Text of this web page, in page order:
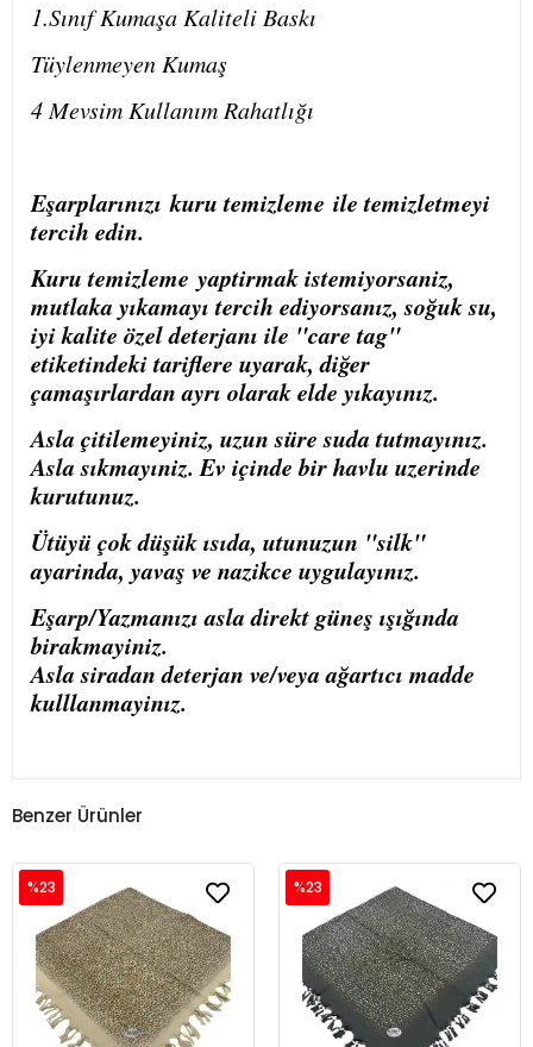
1.Sınıf Kumaşa Kaliteli Baskı
Tüylenmeyen Kumaş
4 Mevsim Kullanım Rahatlığı
Eşarplarınızıkuru temizleme ile temizletmeyi
tercih edin.
Kuru temizleme yaptirmak istemiyorsaniz,
mutlaka yıkamayı tercih ediyorsanız, soğuk su,
iyi kalite özel deterjanı ile "care tag"
etiketindeki tariflere uyarak, diğer
çamaşırlardan ayrı olarak elde yıkayınız.
Asla çitilemeyiniz, uzun süre suda tutmayınız.
Asla sıkmayıniz. Ev içinde bir havlu uzerinde
kurutunuz.
Ütüyü çok düşük ısıda, utunuzun "silk"
ayarinda, yavaş ve nazikce uygulayınız.
Eşarp/Yazmanızı asla direkt güneş ışığında
birakmayiniz.
Asla siradan deterjan ve/veya ağartıcı madde
kulllanmayinız.
Benzer Ürünler
%23 %23